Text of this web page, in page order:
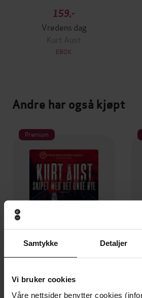
Samtykke Detaljer
Vi bruker cookies
Våre nettsider benytter cookies
159,-
Vredens dag
Kurt Aust
EBOK
Andre har også kjøpt
Premium